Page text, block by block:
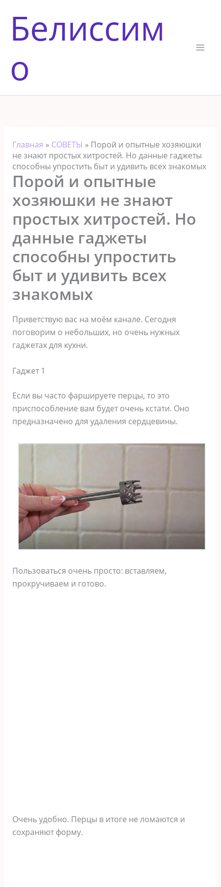
содержимому
Белиссим
о
Главная » СОВЕТЫ » Порой и опытные хозяюшки
не знают простых хитростей. Но данные гаджеты
способны упростить быт и удивить всех знакомых
Порой и опытные
хозяюшки не знают
простых хитростей. Но
данные гаджеты
способны упростить
быт и удивить всех
знакомых
Приветствую вас на моём канале. Сегодня
поговорим о небольших, но очень нужных
гаджетах для кухни.
Гаджет 1
Если вы часто фаршируете перцы, то это
приспособление вам будет очень кстати. Оно
предназначено для удаления сердцевины.
Пользоваться очень просто: вставляем,
прокручиваем и готово.
Очень удобно. Перцы в итоге не ломаются и
сохраняют форму.